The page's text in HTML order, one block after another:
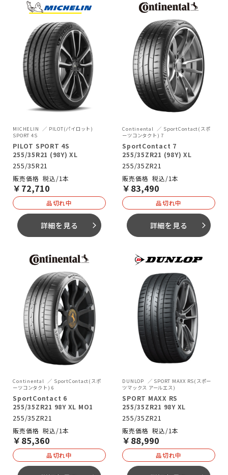
MICHELIN
PILOT(パイロット)
SPORT 4S
PILOT SPORT 4S
255/35R21 (98Y) XL
255/35R21
税込/1本
￥ 72,710
品切れ中
詳細を見る arrow_forward_ios
Continental
SportContact(スポ
ーツコンタクト) 7
SportContact 7
255/35ZR21 (98Y) XL
255/35ZR21
税込/1本
￥ 83,490
品切れ中
詳細を見る arrow_forward_ios
Continental
SportContact(スポ
ーツコンタクト) 6
SportContact 6
255/35ZR21 98Y XL MO1
255/35ZR21
税込/1本
￥ 85,360
品切れ中
DUNLOP
SPORT MAXX RS(スポー
ツマックス アールエス)
SPORT MAXX RS
255/35ZR21 98Y XL
255/35ZR21
税込/1本
￥ 88,990
品切れ中